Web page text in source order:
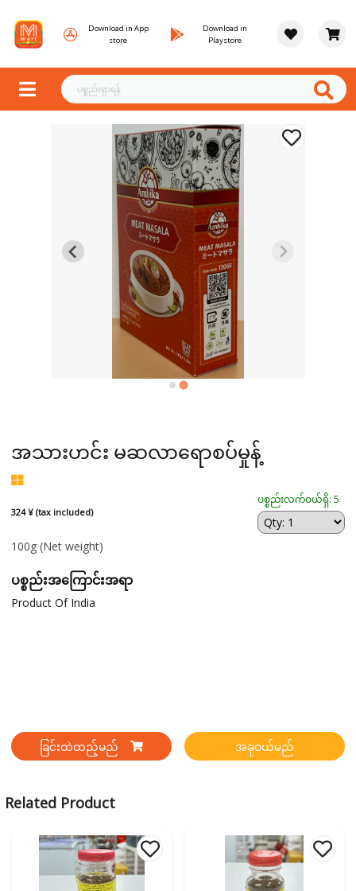
Download in App
store
Download in
Playstore
အသားဟင်း မဆလာရောစပ်မှုန့်
324 ¥ (tax included)
ပစ္စည်းလက်ဝယ်ရှိ: 5
100g (Net weight)
ပစ္စည်းအကြောင်းအရာ
Product Of India
ခြင်းထဲထည့်မည် အခုဝယ်မည်
Related Product